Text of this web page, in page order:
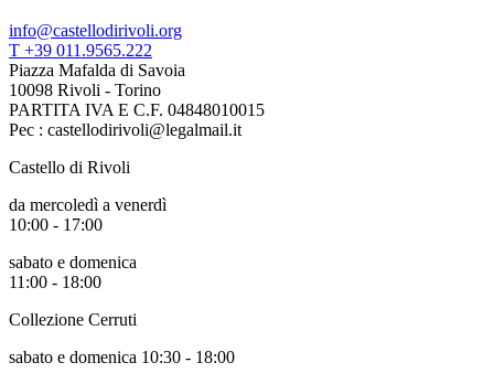
Ricerca
Famiglie
Scuole
Visite
guidate
Progetto
Summer
School
Progetti
Speciali
Ricerca
Storia
Tutte
sedi
info@castellodirivoli.org
T +39 011.9565.222
Piazza Mafalda di Savoia
10098 Rivoli - Torino
PARTITA IVA E C.F. 04848010015
Pec : castellodirivoli@legalmail.it
Castello di Rivoli
da mercoledì a venerdì
10:00 - 17:00
sabato e domenica
11:00 - 18:00
Collezione Cerruti
sabato e domenica 10:30 - 18:00